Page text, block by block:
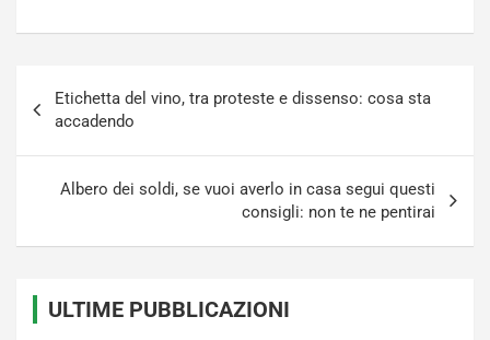
articoli
Etichetta del vino, tra proteste e dissenso: cosa sta
accadendo
Albero dei soldi, se vuoi averlo in casa segui questi
consigli: non te ne pentirai
ULTIME PUBBLICAZIONI